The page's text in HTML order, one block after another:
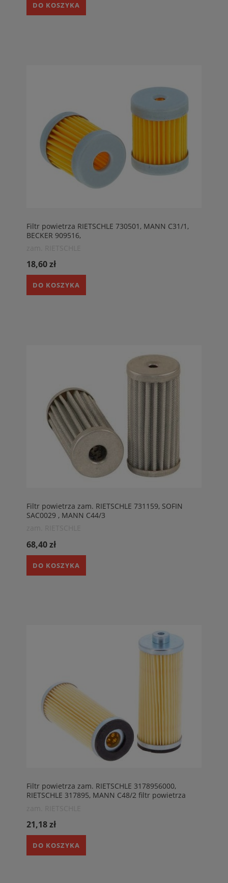
DO KOSZYKA
Filtr powietrza RIETSCHLE 730501, MANN C31/1,
BECKER 909516,
18,60 zł
DO KOSZYKA
Filtr powietrza zam. RIETSCHLE 731159, SOFIN
SAC0029 , MANN C44/3
68,40 zł
DO KOSZYKA
Filtr powietrza zam. RIETSCHLE 3178956000,
RIETSCHLE 317895, MANN C48/2 filtr powietrza
21,18 zł
DO KOSZYKA